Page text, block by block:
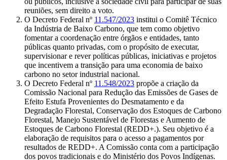
reuniões, sem direito a voto.
O Decreto Federal nº 11.547/2023 institui o Comitê Técnico
da Indústria de Baixo Carbono, que tem como objetivo
fomentar a coordenação entre órgãos e entidades, tanto
públicas quanto privadas, com o propósito de executar,
supervisionar e rever políticas públicas, iniciativas e projetos
que incentivem a transição para uma economia de baixo
carbono no setor industrial nacional.
O Decreto Federal nº 11.548/2023 propõe a criação da
Comissão Nacional para Redução das Emissões de Gases de
Efeito Estufa Provenientes do Desmatamento e da
Degradação Florestal, Conservação dos Estoques de Carbono
Florestal, Manejo Sustentável de Florestas e Aumento de
Estoques de Carbono Florestal (REDD+.). Seu objetivo é a
elaboração de requisitos para o acesso a pagamentos por
resultados de REDD+. A Comissão conta com a participação
dos povos tradicionais e do Ministério dos Povos Indígenas.